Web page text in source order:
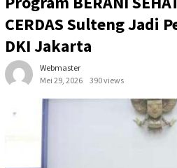
CERDAS Sulteng Jadi
DKI Jakarta
Webmaster
Mei 29, 2026
390 views